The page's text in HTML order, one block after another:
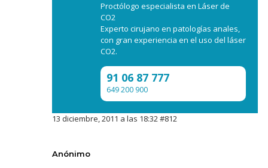
Proctólogo especialista en Láser de
CO2
Experto cirujano en patologías anales,
con gran experiencia en el uso del láser
CO2.
91 06 87 777
649 200 900
13 diciembre, 2011 a las 18:32#812
Anónimo